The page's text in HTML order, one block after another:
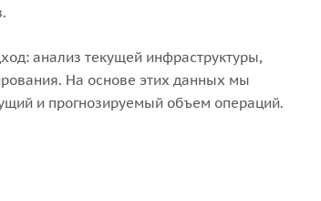
анализ текущей инфраструктуры,
На основе этих данных мы
и прогнозируемый объем операций.